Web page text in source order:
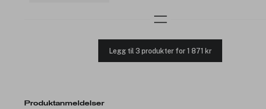
Legg til 3 produkter for 1 871 kr
Produktanmeldelser